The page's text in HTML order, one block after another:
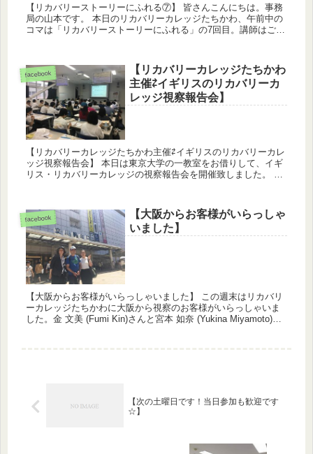
【リカバリーストーリーにふれる⑦】 皆さんこんにちは。事務
局の山本です。 本日のリカバリーカレッジたちかわ、午前中の
コマは「リカバリーストーリーにふれる」の7回目。講師はご存
facebook
【リカバリーカレッジたちかわ
主催⇄イギリスのリカバリーカ
レッジ視察報告会】
【リカバリーカレッジたちかわ主催⇄イギリスのリカバリーカレ
ッジ視察報告会】 本日は東京大学の一教室をお借りして、イギ
リス・リカバリーカレッジの視察報告会を開催致しました。 今
facebook
【大阪からお客様がいらっしゃ
いました】
【大阪からお客様がいらっしゃいました】 この週末はリカバリ
ーカレッジたちかわに大阪から視察のお客様がいらっしゃいま
した。金 文美 (Fumi Kin)さんと宮本 如奈 (Yukina Miyamoto)さ
【次の土曜日です！当日参加も歓迎です
☆】